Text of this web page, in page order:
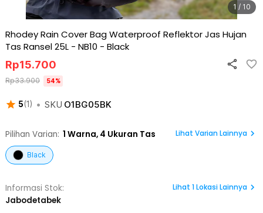
1 / 10
Rhodey Rain Cover Bag Waterproof Reflektor Jas Hujan
Tas Ransel 25L - NB10 - Black
5(1 ) • SKU O1BG05BK
Rp15.700
Rp33.900 54%
Pilihan Varian: 1 Warna, 4 Ukuran Tas Lihat Varian Lainnya
Black
Informasi Stok:
Jabodetabek
Lihat 1Lokasi Lainnya